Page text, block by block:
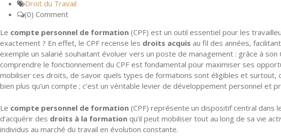
Droit du Travail
(0) Comment
Le compte personnel de formation (CPF) est un outil essentiel pour les
exactement ? En effet, le CPF recense les droits acquis au fil des années,
exemple un salarié souhaitant évoluer vers un poste de management : grâce à
comprendre le fonctionnement du CPF est fondamental pour maximiser ses
mobiliser ces droits, de savoir quels types de formations sont éligibles et surtout,
bien plus qu’un compte ; c’est un véritable levier de développement personnel et
Le compte personnel de formation (CPF) représente un dispositif central dans
d’acquérir des droits à la formation qu’il peut mobiliser tout au long de sa vie
individus au marché du travail en évolution constante.